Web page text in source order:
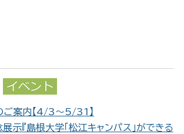
案内【4/3～5/31】
示『島根大学「松江キャンパス」ができる